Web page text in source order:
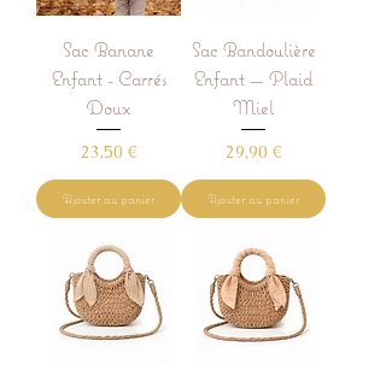
Sac Banane
Enfant - Carrés
Doux
Prix
23,50 €
Ajouter au panier
Sac Bandoulière
Enfant — Plaid
Miel
Prix
29,90 €
Ajouter au panier